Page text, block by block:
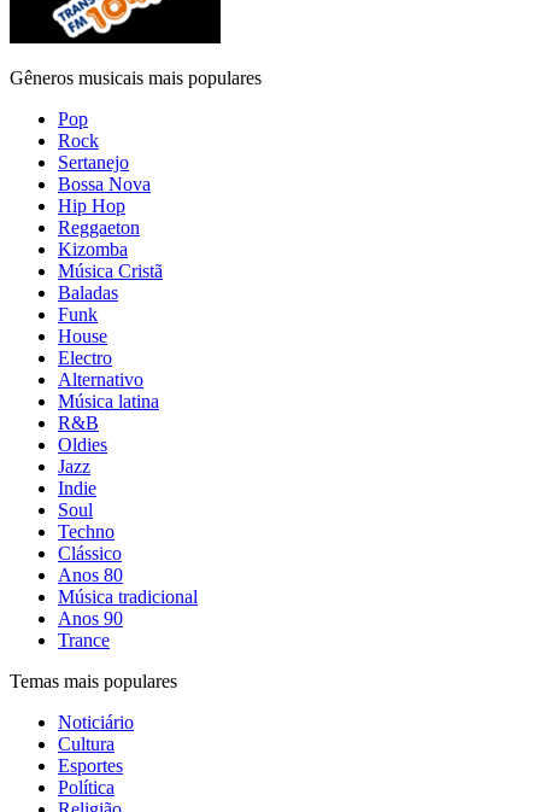
Gêneros musicais mais populares
Pop
Rock
Sertanejo
Bossa Nova
Hip Hop
Reggaeton
Kizomba
Música Cristã
Baladas
Funk
House
Electro
Alternativo
Música latina
R&B
Oldies
Jazz
Indie
Soul
Techno
Clássico
Anos 80
Música tradicional
Anos 90
Trance
Temas mais populares
Noticiário
Cultura
Esportes
Política